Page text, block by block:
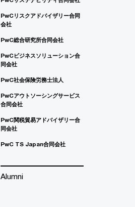
PwCリスクアドバイザリー合同
会社
PwC総合研究所合同会社
PwCビジネスソリューション合
同会社
PwC社会保険労務士法人
PwCアウトソーシングサービス
合同会社
PwC関税貿易アドバイザリー合
同会社
PwC TS Japan合同会社
Alumni